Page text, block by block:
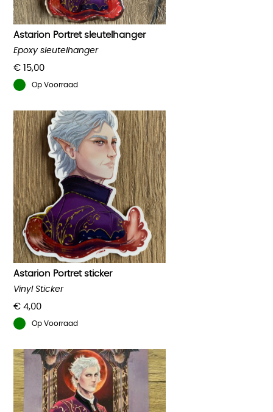
op
de
productpagina
Astarion Portret sleutelhanger
€ 15,00
Epoxy sleutelhanger
Op Voorraad
Astarion Portret sticker
€ 4,00
Vinyl Sticker
Op Voorraad